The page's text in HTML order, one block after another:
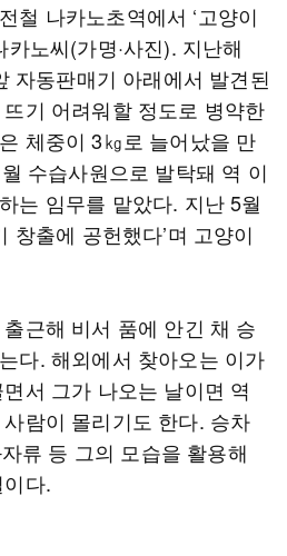
철 나카노초역에서 ‘고양이
카노씨(가명·사진). 지난해
자동판매기 아래에서 발견된
기 어려워할 정도로 병약한
체중이 3㎏로 늘어났을 만
수습사원으로 발탁돼 역 이
는 임무를 맡았다. 지난 5월
창출에 공헌했다’며 고양이
근해 비서 품에 안긴 채 승
다. 해외에서 찾아오는 이가
서 그가 나오는 날이면 역
람이 몰리기도 한다. 승차
류 등 그의 모습을 활용해
다.